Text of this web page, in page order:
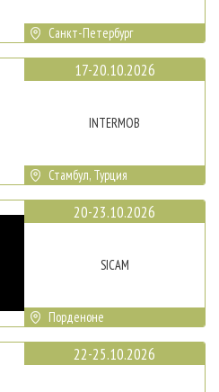
Санкт-Петербург
17-20.10.2026
INTERMOB
Стамбул, Турция
20-23.10.2026
SICAM
Порденоне
22-25.10.2026